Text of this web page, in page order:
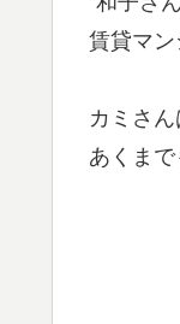
賃貸マン
カミさん
あくまで